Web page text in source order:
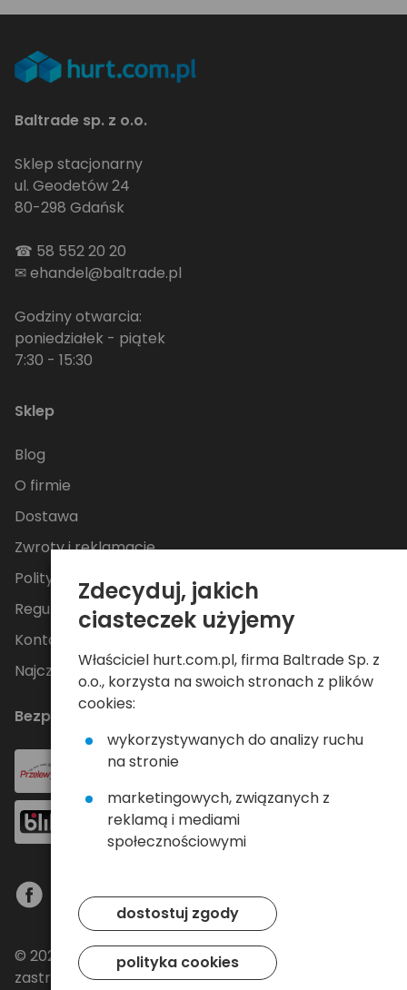
Baltrade sp. z o.o.
Sklep stacjonarny
ul. Geodetów 24
80-298 Gdańsk
☎ 58 552 20 20
✉ehandel@baltrade.pl
Godziny otwarcia:
poniedziałek - piątek
7:30 - 15:30
Sklep
Blog
O firmie
Dostawa
Zwroty i reklamacje
Polityka Prywatności
Regulamin
Kontakt
Najczęściej zadawane pytania
Bezpieczne płatności
© 2024 Baltrade sp. z o.o. - Wszelkie prawa
zastrzeżone.
Zdecyduj, jakich
ciasteczek użyjemy
Właściciel hurt.com.pl, firma Baltrade Sp. z
o.o., korzysta na swoich stronach z plików
cookies:
wykorzystywanych do analizy ruchu
na stronie
marketingowych, związanych z
reklamą i mediami
społecznościowymi
dostostuj zgody
polityka cookies